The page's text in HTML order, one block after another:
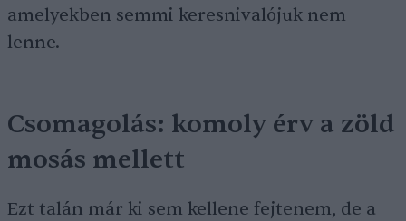
amelyekben semmi keresnivalójuk nem
lenne.
Csomagolás: komoly érv a zöld
mosás mellett
Ezt talán már ki sem kellene fejtenem, de a